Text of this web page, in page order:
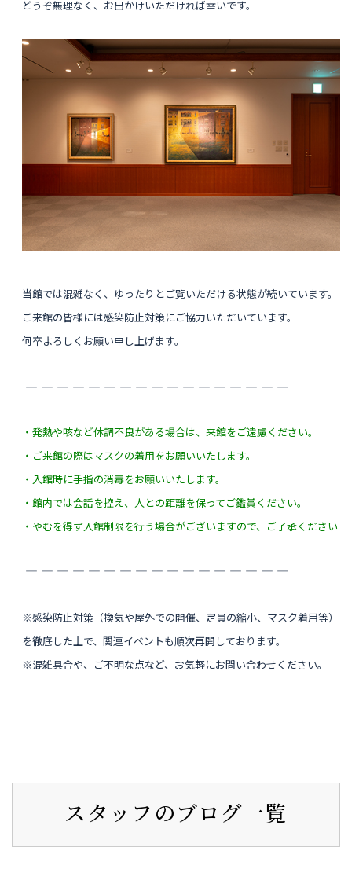
どうぞ無理なく、お出かけいただければ幸いです。
当館では混雑なく、ゆったりとご覧いただける状態が続いています。
ご来館の皆様には感染防止対策にご協力いただいています。
何卒よろしくお願い申し上げます。
― ― ― ― ― ― ― ― ― ― ― ― ― ― ― ― ―
・発熱や咳など体調不良がある場合は、来館をご遠慮ください。
・ご来館の際はマスクの着用をお願いいたします。
・入館時に手指の消毒をお願いいたします。
・館内では会話を控え、人との距離を保ってご鑑賞ください。
・やむを得ず入館制限を行う場合がございますので、ご了承ください
― ― ― ― ― ― ― ― ― ― ― ― ― ― ― ― ―
※感染防止対策（換気や屋外での開催、定員の縮小、マスク着用等）
を徹底した上で、関連イベントも順次再開しております。
※混雑具合や、ご不明な点など、お気軽にお問い合わせください。
スタッフのブログ一覧